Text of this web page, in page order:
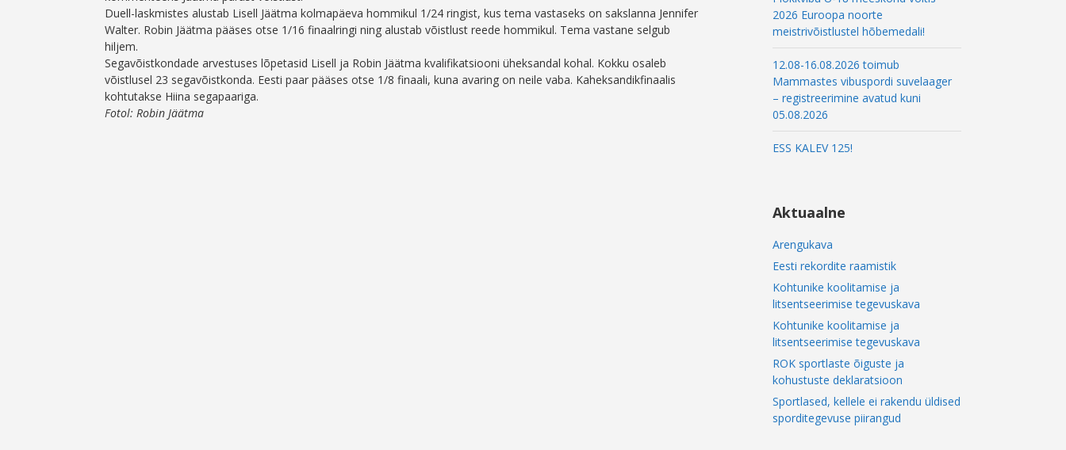
Duell-laskmistes alustab Lisell Jäätma kolmapäeva hommikul 1/24 ringist, kus tema vastaseks on sakslanna Jennifer
Walter. Robin Jäätma pääses otse 1/16 finaalringi ning alustab võistlust reede hommikul. Tema vastane selgub
hiljem.
Segavõistkondade arvestuses lõpetasid Lisell ja Robin Jäätma kvalifikatsiooni üheksandal kohal. Kokku osaleb
võistlusel 23 segavõistkonda. Eesti paar pääses otse 1/8 finaali, kuna avaring on neile vaba. Kaheksandikfinaalis
kohtutakse Hiina segapaariga.
Fotol: Robin Jäätma
2026 Euroopa noorte
meistrivõistlustel hõbemedali!
12.08-16.08.2026 toimub
Mammastes vibuspordi suvelaager
– registreerimine avatud kuni
05.08.2026
ESS KALEV 125!
Aktuaalne
Arengukava
Eesti rekordite raamistik
Kohtunike koolitamise ja
litsentseerimise tegevuskava
Kohtunike koolitamise ja
litsentseerimise tegevuskava
ROK sportlaste õiguste ja
kohustuste deklaratsioon
Sportlased, kellele ei rakendu üldised
sporditegevuse piirangud